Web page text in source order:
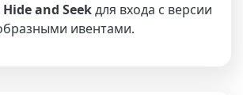
and Seekдля входа с версии
ивентами.